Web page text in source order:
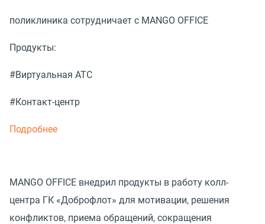
поликлиника сотрудничает с MANGO OFFICE
Продукты:
#Виртуальная АТС
#Контакт-центр
Подробнее
MANGO OFFICE внедрил продукты в работу колл-
центра ГК «Доброфлот» для мотивации, решения
конфликтов, приема обращений, сокращения